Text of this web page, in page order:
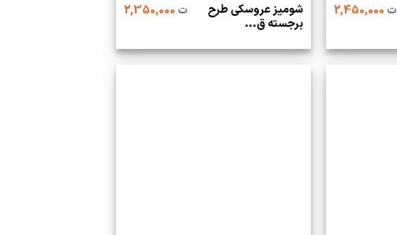
ت
شومیز عروسکی طرح
برجسته ق...
ت